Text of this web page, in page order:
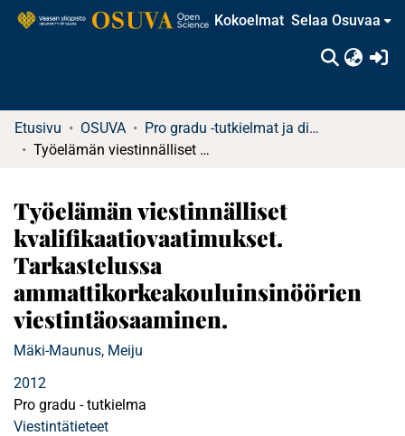
Kokoelmat Selaa Osuvaa
Etusivu OSUVA
Pro gradu -tutkielmat ja diplomityöt
Työelämän viestinnälliset kvalifikaatiovaatimukset. Tarkastelussa ammattikorkeakouluinsinöörien viestintäosaaminen.
Työelämän viestinnälliset
kvalifikaatiovaatimukset.
Tarkastelussa
ammattikorkeakouluinsinöörien
viestintäosaaminen.
Mäki-Maunus, Meiju
2012
Pro gradu - tutkielma
Viestintätieteet